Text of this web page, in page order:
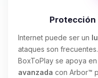
Protección
Internet puede ser un
ataques son
BoxToPlay se apoya en
avanzada con Arbor™